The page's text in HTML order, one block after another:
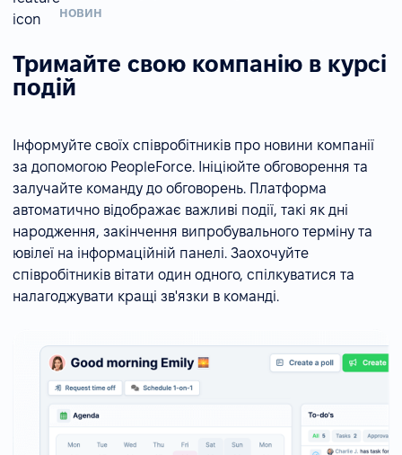
новин
Тримайте свою компанію в курсі
подій
Інформуйте своїх співробітників про новини компанії
за допомогою PeopleForce. Ініціюйте обговорення та
залучайте команду до обговорень. Платформа
автоматично відображає важливі події, такі як дні
народження, закінчення випробувального терміну та
ювілеї на інформаційній панелі. Заохочуйте
співробітників вітати один одного, спілкуватися та
налагоджувати кращі зв'язки в команді.